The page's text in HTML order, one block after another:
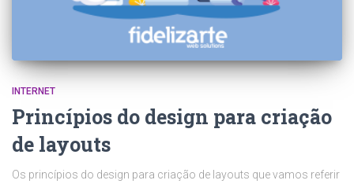
INTERNET
Princípios do design para criação
de layouts
Os princípios do design para criação de layouts que vamos referir